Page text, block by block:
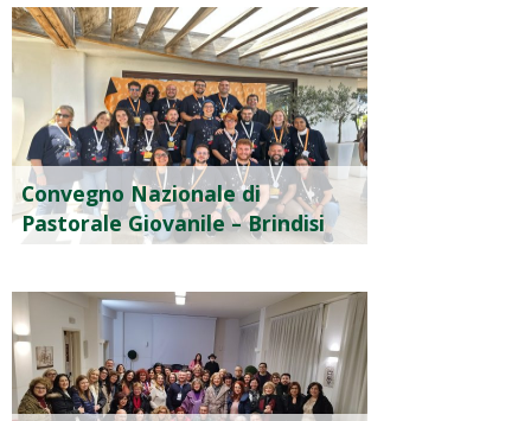
Convegno Nazionale di
Pastorale Giovanile – Brindisi